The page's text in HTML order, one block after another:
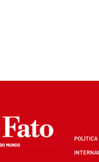
POLÍTICA